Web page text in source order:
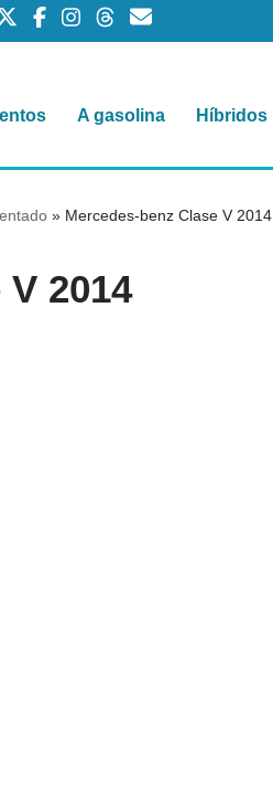
A gasolina Híbridos
» Mercedes-benz Clase V 2014
2014